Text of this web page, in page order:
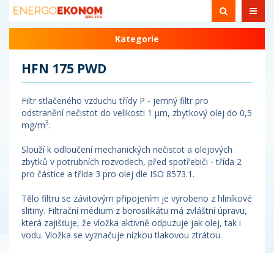
Kategorie
HFN 175 PWD
Filtr stlačeného vzduchu třídy P - jemný filtr pro
odstranění nečistot do velikosti 1 µm, zbytkový olej do 0,5
mg/m3.
Slouží k odloučení mechanických nečistot a olejových
zbytků v potrubních rozvodech, před spotřebiči - třída 2
pro částice a třída 3 pro olej dle ISO 8573.1.
Tělo filtru se závitovým připojením je vyrobeno z hliníkové
slitiny. Filtrační médium z borosilikátu má zvláštní úpravu,
která zajišťuje, že vložka aktivně odpuzuje jak olej, tak i
vodu. Vložka se vyznačuje nízkou tlakovou ztrátou.